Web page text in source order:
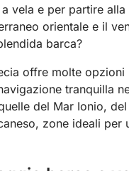
vela e per partire
orientale e il
barca?
offre molte
tranquilla
del Mar Ionio,
zone ideali per